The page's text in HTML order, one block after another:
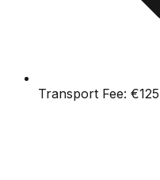
Transport Fee: €125